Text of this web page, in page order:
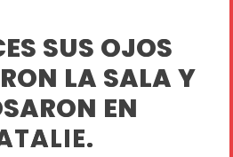
SUS OJOS
LA SALA Y
EN